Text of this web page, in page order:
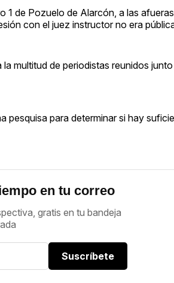
1 de Pozuelo de Alarcón, a las
con el juez instructor no era
multitud de periodistas reunidos
para determinar si hay
en tu correo
gratis en tu bandeja
Suscríbete